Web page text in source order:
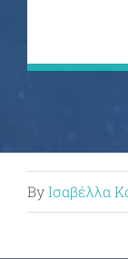
ByΙσαβέλλα